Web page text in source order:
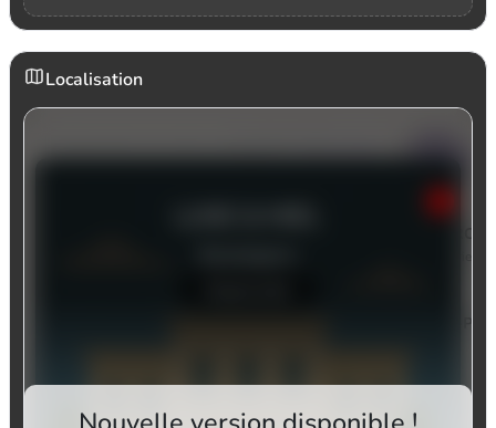
Localisation